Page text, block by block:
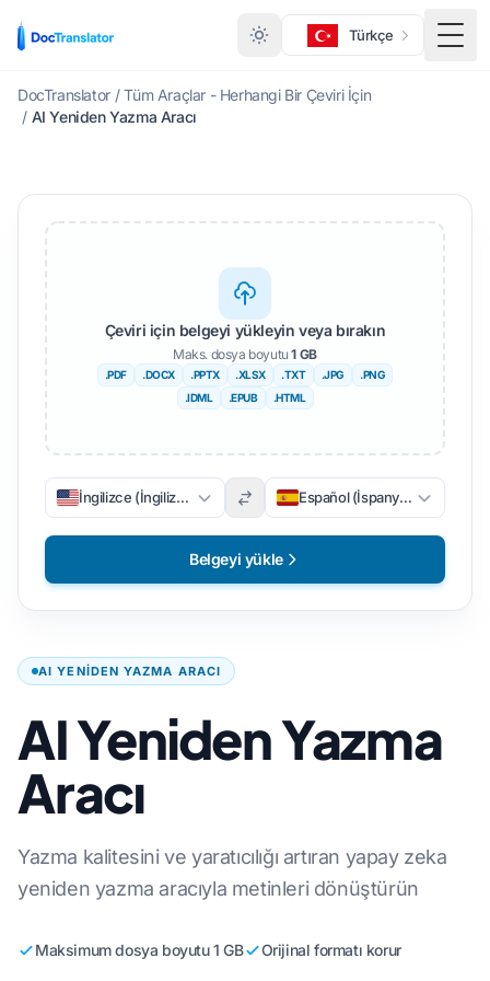
Türkçe
DocTranslator / Tüm Araçlar - Herhangi Bir Çeviri İçin
/ AI Yeniden Yazma Aracı
AI YENIDEN YAZMA ARACI
AI Yeniden Yazma
Aracı
Yazma kalitesini ve yaratıcılığı artıran yapay zeka
yeniden yazma aracıyla metinleri dönüştürün
Maksimum dosya boyutu 1 GB Orijinal formatı korur
Çeviri için belgeyi yükleyin veya bırakın
Maks. dosya boyutu1 GB
.PDF .DOCX .PPTX .XLSX .TXT .JPG
.PNG
.IDML
.EPUB .HTML
İngilizce (İngilizce) Español (İspanyolca)
Belgeyi yükle